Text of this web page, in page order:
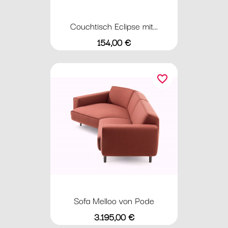
Couchtisch Eclipse mit...
Preis
154,00 €
Sofa Melloo von Pode
Preis
3.195,00 €
favorite_border